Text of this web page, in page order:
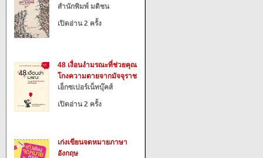
สำนักพิมพ์ มติชน
เปิดอ่าน 2 ครั้ง
48 เงื่อนงำมรณะที่ช่วยคุณ
โกงความตายจากมัจจุราช
เอ็กซเปอร์เน็ทบุ๊คส์
เปิดอ่าน 2 ครั้ง
เก่งเขียนจดหมายภาษา
อังกฤษ